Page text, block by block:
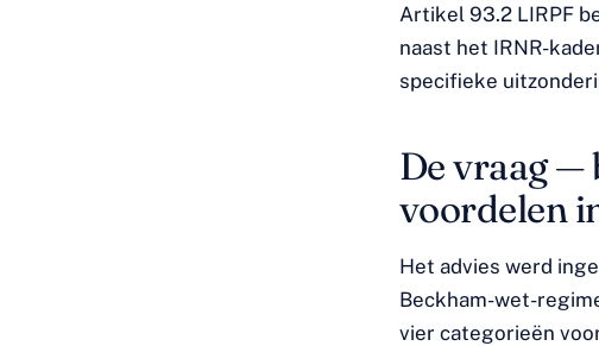
Artikel 93.2 LIRPF
naast het IRNR-
specifieke
De vraag
voordelen
Het advies werd
Beckham-wet-
vier categorieën